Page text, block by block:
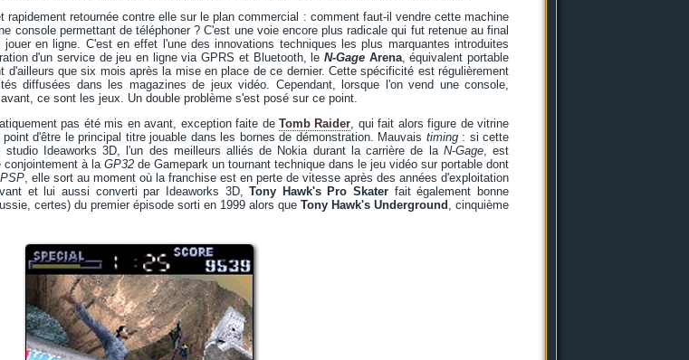
rapidement retournée contre elle sur le plan commercial : comment faut-il vendre cette machine
console permettant de téléphoner ? C'est une voie encore plus radicale qui fut retenue au final
en ligne. C'est en effet l'une des innovations techniques les plus marquantes introduites
d'un service de jeu en ligne via GPRS et Bluetooth, le N-GageArena, équivalent portable
que six mois après la mise en place de ce dernier. Cette spécificité est régulièrement
diffusées dans les magazines de jeux vidéo. Cependant, lorsque l'on vend une console,
ce sont les jeux. Un double problème s'est posé sur ce point.
pas été mis en avant, exception faite de Tomb Raider, qui fait alors figure de vitrine
d'être le principal titre jouable dans les bornes de démonstration. Mauvais timing: si cette
Ideaworks 3D, l'un des meilleurs alliés de Nokia durant la carrière de la N-Gage, est
conjointement à la GP32 de Gamepark un tournant technique dans le jeu vidéo sur portable dont
, elle sort au moment où la franchise est en perte de vitesse après des années d'exploitation
et lui aussi converti par Ideaworks 3D,Tony Hawk's Pro Skater fait également bonne
certes) du premier épisode sorti en 1999 alors que Tony Hawk's Underground , cinquième